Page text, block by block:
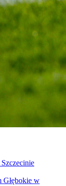
Głębokie w